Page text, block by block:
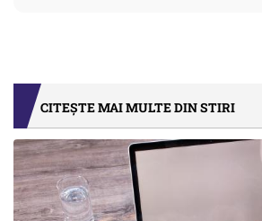
CITEȘTE MAI MULTE DIN STIRI